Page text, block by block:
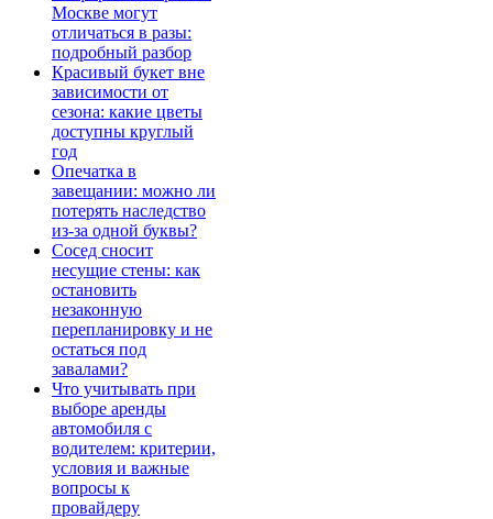
Москве могут
отличаться в разы:
подробный разбор
Красивый букет вне
зависимости от
сезона: какие цветы
доступны круглый
год
Опечатка в
завещании: можно ли
потерять наследство
из-за одной буквы?
Сосед сносит
несущие стены: как
остановить
незаконную
перепланировку и не
остаться под
завалами?
Что учитывать при
выборе аренды
автомобиля с
водителем: критерии,
условия и важные
вопросы к
провайдеру